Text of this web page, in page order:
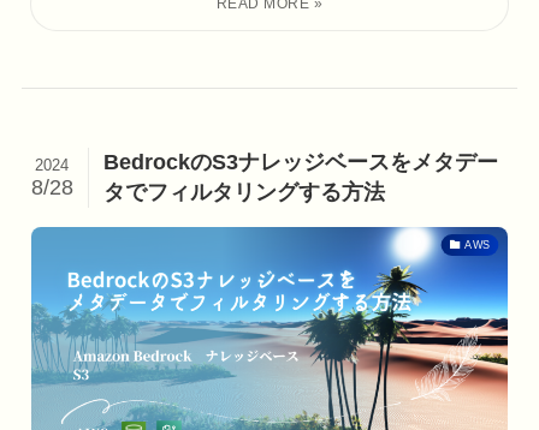
BedrockのS3ナレッジベースをメタデー
タでフィルタリングする方法
2024
8/28
AWS